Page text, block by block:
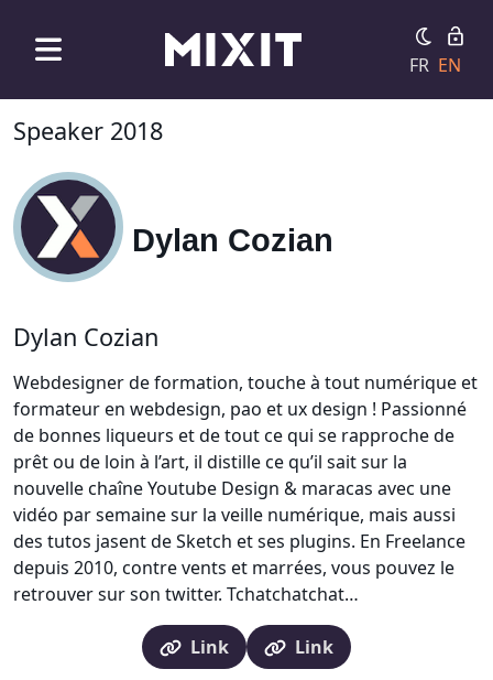
FR EN
Speaker 2018
Dylan Cozian
Dylan Cozian
Webdesigner de formation, touche à tout numérique et
formateur en webdesign, pao et ux design ! Passionné
de bonnes liqueurs et de tout ce qui se rapproche de
prêt ou de loin à l’art, il distille ce qu’il sait sur la
nouvelle chaîne Youtube Design & maracas avec une
vidéo par semaine sur la veille numérique, mais aussi
des tutos jasent de Sketch et ses plugins. En Freelance
depuis 2010, contre vents et marrées, vous pouvez le
retrouver sur son twitter. Tchatchatchat…
Link Link